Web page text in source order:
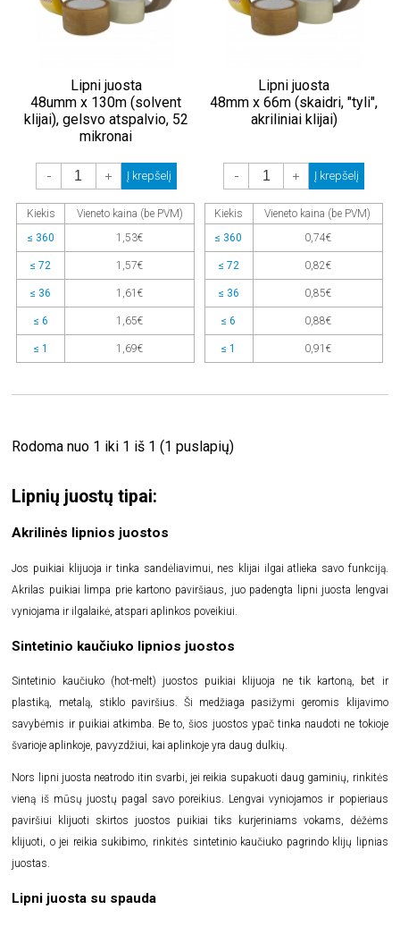
Lipni juosta
48umm x 130m (solvent
klijai), gelsvo atspalvio, 52
mikronai
+ Į krepšelį
Kiekis
Vieneto kaina (be PVM)
≤ 360
1,53€
≤ 72 1,57€
≤ 36 1,61€
≤ 6 1,65€
≤ 1 1,69€
Lipni juosta
48mm x 66m (skaidri, "tyli",
akriliniai klijai)
+ Į krepšelį
Kiekis
Vieneto kaina (be PVM)
≤ 360
0,74€
≤ 72 0,82€
≤ 36 0,85€
≤ 6 0,88€
≤ 1 0,91€
Rodoma nuo 1 iki 1 iš 1 (1 puslapių)
Lipnių juostų tipai:
Akrilinės lipnios juostos
Jos puikiai klijuoja ir tinka sandėliavimui, nes klijai ilgai atlieka savo funkciją.
Akrilas puikiai limpa prie kartono paviršiaus, juo padengta lipni juosta lengvai
vyniojama ir ilgalaikė, atspari aplinkos poveikiui.
Sintetinio kaučiuko lipnios juostos
Sintetinio kaučiuko (hot-melt) juostos puikiai klijuoja ne tik kartoną, bet ir
plastiką, metalą, stiklo paviršius. Ši medžiaga pasižymi geromis klijavimo
savybėmis ir puikiai atkimba. Be to, šios juostos ypač tinka naudoti ne tokioje
švarioje aplinkoje, pavyzdžiui, kai aplinkoje yra daug dulkių.
Nors lipni juosta neatrodo itin svarbi, jei reikia supakuoti daug gaminių, rinkitės
vieną iš mūsų juostų pagal savo poreikius. Lengvai vyniojamos ir popieriaus
paviršiui klijuoti skirtos juostos puikiai tiks kurjeriniams vokams, dėžėms
klijuoti, o jei reikia sukibimo, rinkitės sintetinio kaučiuko pagrindo klijų lipnias
juostas.
Lipni juosta su spauda